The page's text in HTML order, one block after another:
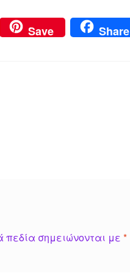
Save Share
πεδία σημειώνονται με*